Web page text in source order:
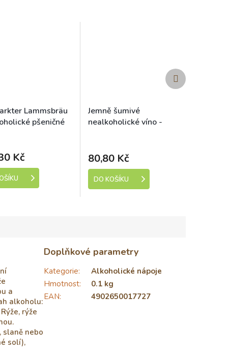
Lammsbräu
pšeničné
Kč
Jemně šumivé
nealkoholické víno -
80,80 Kč
DO KOŠÍKU
Další
produkt
a
alkoholu:
rýže
slaně nebo
solí),
Doplňkové parametry
Kategorie:
Alkoholické nápoje
Hmotnost:
0.1 kg
EAN: 4902650017727